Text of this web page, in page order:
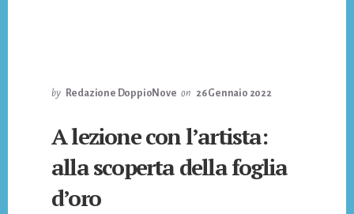
by Redazione DoppioNove on 26 Gennaio 2022
A lezione con l’artista:
alla scoperta della foglia
d’oro